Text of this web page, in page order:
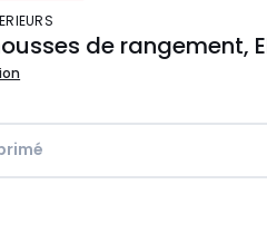
de rangement,